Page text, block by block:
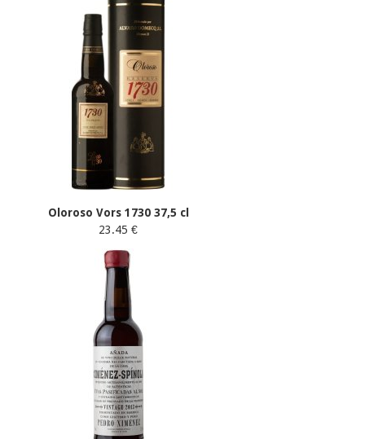
Oloroso Vors 1730 37,5 cl
23.45 €